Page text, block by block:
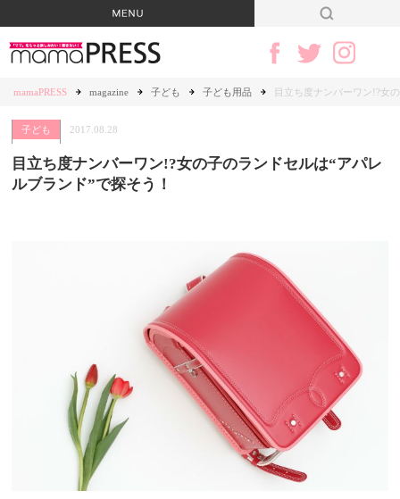
mamaPRESS magazine 子ども 子ども用品 目立ち度ナンバーワン!?女
子ども 2017.08.28
目立ち度ナンバーワン!?女の子のランドセルは“アパレ
ルブランド”で探そう！